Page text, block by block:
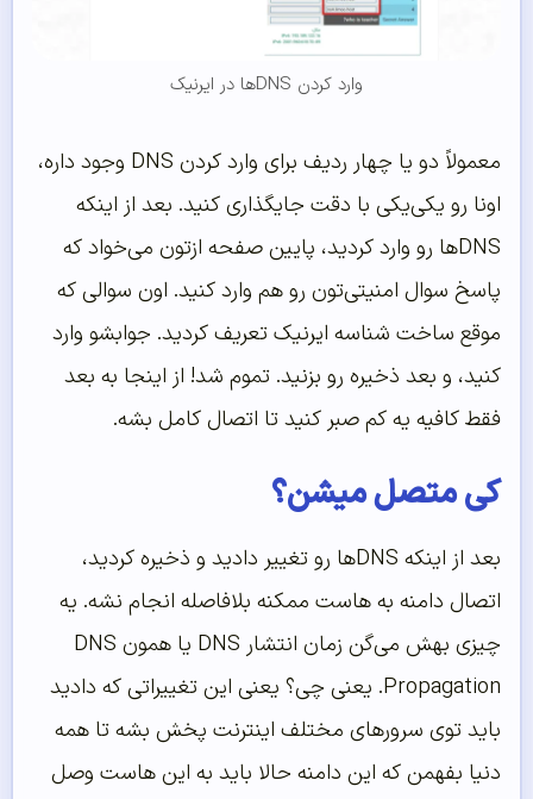
وارد کردن DNSها در ایرنیک
معمولاً دو یا چهار ردیف برای وارد کردن DNS وجود داره،
اونا رو یکی‌یکی با دقت جایگذاری کنید. بعد از اینکه
DNSها رو وارد کردید، پایین صفحه ازتون می‌خواد که
پاسخ سوال امنیتی‌تون رو هم وارد کنید. اون سوالی که
موقع ساخت شناسه ایرنیک تعریف کردید. جوابشو وارد
کنید، و بعد ذخیره رو بزنید. تموم شد! از اینجا به بعد
فقط کافیه یه کم صبر کنید تا اتصال کامل بشه.
کی متصل میشن؟
بعد از اینکه DNSها رو تغییر دادید و ذخیره کردید،
اتصال دامنه به هاست ممکنه بلافاصله انجام نشه. یه
چیزی بهش می‌گن زمان انتشار DNS یا همون DNS
Propagation. یعنی چی؟ یعنی این تغییراتی که دادید
باید توی سرورهای مختلف اینترنت پخش بشه تا همه
دنیا بفهمن که این دامنه حالا باید به این هاست وصل